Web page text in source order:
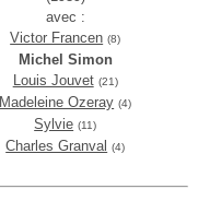
avec :
Victor Francen (8)
Michel Simon
Louis Jouvet (21)
Madeleine Ozeray (4)
Sylvie (11)
Charles Granval (4)